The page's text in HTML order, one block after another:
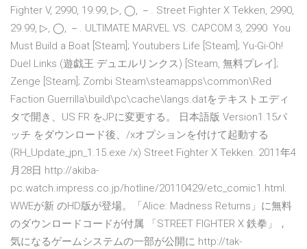
Fighter V, 2990, 19.99, ▷, ◯, －. Street Fighter X Tekken, 2990,
29.99, ▷, ◯, －. ULTIMATE MARVEL VS. CAPCOM 3, 2990 You
Must Build a Boat [Steam]; Youtubers Life [Steam]; Yu-Gi-Oh!
Duel Links (遊戯王 デュエルリンクス) [Steam, 無料プレイ];
Zenge [Steam]; Zombi Steam\steamapps\common\Red
Faction Guerrilla\build\pc\cache\langs.datをテキストエディ
タで開き、US FR をJPに変更する。 日本語版 Version1.15パ
ッチ をダウンロード後、/xオプションを付けて起動する
(RH_Update_jpn_1.15.exe /x) Street Fighter X Tekken. 2011年4
月28日 http://akiba-
pc.watch.impress.co.jp/hotline/20110429/etc_comic1.html.
WWEが新 のHD版が登場。「Alice: Madness Returns」に無料
のダウンロードコードが付属 「STREET FIGHTER X 鉄拳」，
気になるゲームシステムの一部が公開に http://tak-